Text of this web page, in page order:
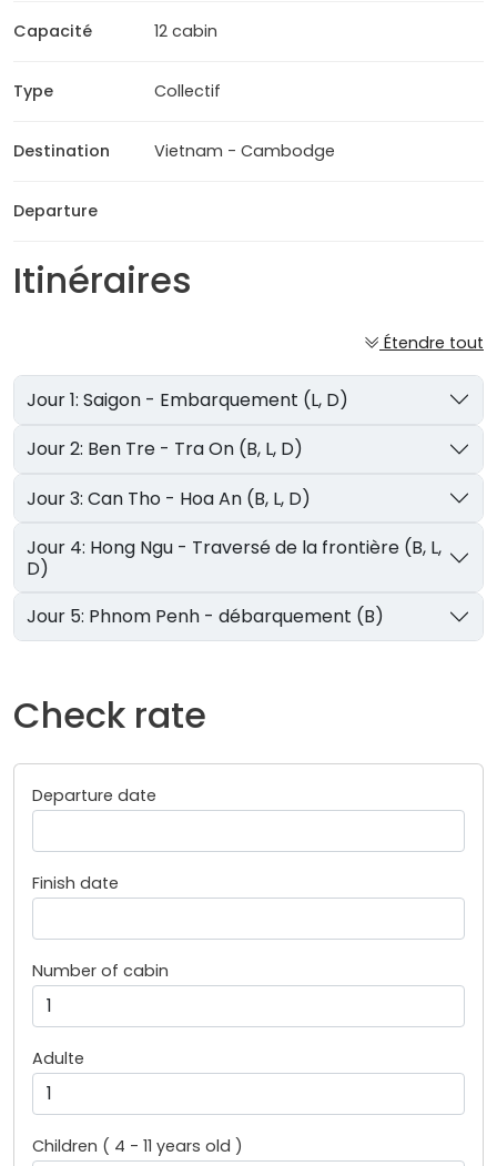
Capacité 12 cabin
Type Collectif
Destination Vietnam - Cambodge
Departure
Itinéraires
Étendre tout
Jour 1: Saigon - Embarquement (L, D)
Jour 2: Ben Tre - Tra On (B, L, D)
Jour 3: Can Tho - Hoa An (B, L, D)
Jour 4: Hong Ngu - Traversé de la frontière (B, L,
D)
Jour 5: Phnom Penh - débarquement (B)
Check rate
Departure date
Finish date
Number of cabin
Adulte
Children ( 4 - 11 years old )